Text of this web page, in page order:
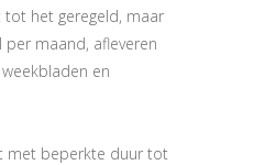
het geregeld, maar
maand, afleveren
en
met beperkte duur tot